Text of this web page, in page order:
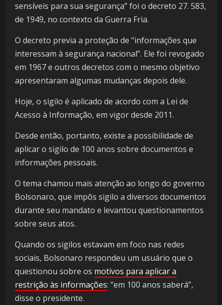
sensíveis para sua segurança” foi o decreto 27. 583,
de 1949, no contexto da Guerra Fria.
O decreto previa a proteção de “informações que
interessam à segurança nacional”. Ele foi revogado
em 1967 e outros decretos com o mesmo objetivo
apresentaram algumas mudanças depois dele.
Hoje, o sigilo é aplicado de acordo com a Lei de
Acesso à Informação, em vigor desde 2011.
Desde então, portanto, existe a possibilidade de
aplicar o sigilo de 100 anos sobre documentos e
informações pessoais.
O tema chamou mais atenção ao longo do governo
Bolsonaro, que impôs sigilo a diversos documentos
durante seu mandato e levantou questionamentos
sobre seus atos.
Quando os sigilos estavam em foco nas redes
sociais, Bolsonaro respondeu um usuário que o
questionou sobre os motivos para aplicar a
restrição às informações: “em 100 anos saberá”,
disse o presidente.